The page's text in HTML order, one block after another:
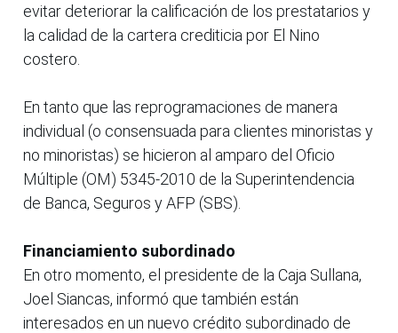
evitar deteriorar la calificación de los prestatarios y
la calidad de la cartera crediticia por El Nino
costero.
En tanto que las reprogramaciones de manera
individual (o consensuada para clientes minoristas y
no minoristas) se hicieron al amparo del Oficio
Múltiple (OM) 5345-2010 de la Superintendencia
de Banca, Seguros y AFP (SBS).
Financiamiento subordinado
En otro momento, el presidente de la Caja Sullana,
Joel Siancas, informó que también están
interesados en un nuevo crédito subordinado de